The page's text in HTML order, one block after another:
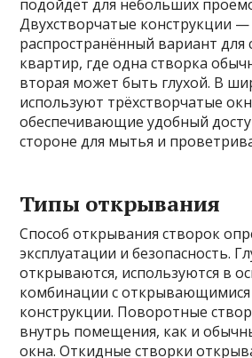
подойдёт для небольших
Двухстворчатые конструкции
распространённый вариант для
квартир, где одна створка
вторая может быть глухой. В
используют трёхстворчатые
обеспечивающие удобный
стороне для мытья и
Типы открывания
Способ открывания створок
эксплуатации и безопасность.
открываются, используются в
комбинации с открывающимися
конструкции. Поворотные
внутрь помещения, как и
окна. Откидные створки